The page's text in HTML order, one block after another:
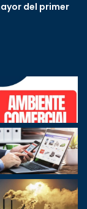
del primer